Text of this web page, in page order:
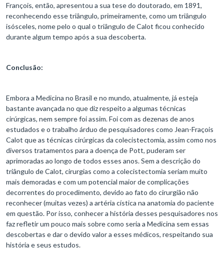
François, então, apresentou a sua tese do doutorado, em 1891,
reconhecendo esse triângulo, primeiramente, como um triângulo
isósceles, nome pelo o qual o triângulo de Calot ficou conhecido
durante algum tempo após a sua descoberta.
Conclusão:
Embora a Medicina no Brasil e no mundo, atualmente, já esteja
bastante avançada no que diz respeito a algumas técnicas
cirúrgicas, nem sempre foi assim. Foi com as dezenas de anos
estudados e o trabalho árduo de pesquisadores como Jean-Fraçois
Calot que as técnicas cirúrgicas da colecistectomia, assim como nos
diversos tratamentos para a doença de Pott, puderam ser
aprimoradas ao longo de todos esses anos. Sem a descrição do
triângulo de Calot, cirurgias como a colecistectomia seriam muito
mais demoradas e com um potencial maior de complicações
decorrentes do procedimento, devido ao fato do cirurgião não
reconhecer (muitas vezes) a artéria cística na anatomia do paciente
em questão. Por isso, conhecer a história desses pesquisadores nos
faz refletir um pouco mais sobre como seria a Medicina sem essas
descobertas e dar o devido valor a esses médicos, respeitando sua
história e seus estudos.